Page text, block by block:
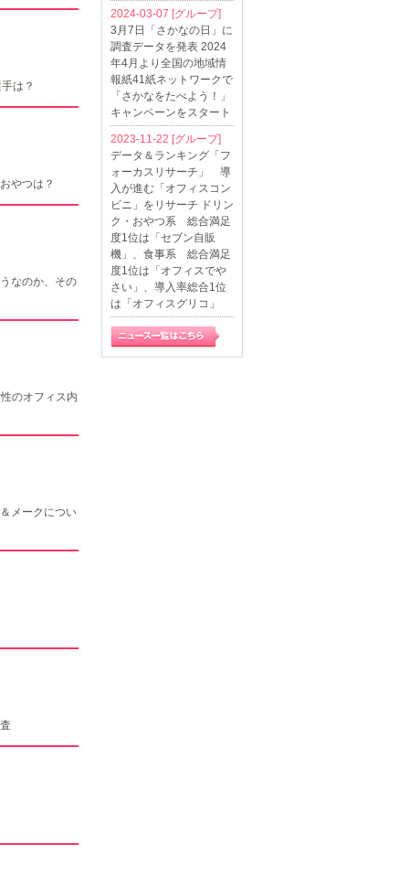
は？
やつは？
なのか、その
のオフィス内
メークについ
2024-03-07 [グループ]
3月7日「さかなの日」に
調査データを発表 2024
年4月より全国の地域情
報紙41紙ネットワークで
「さかなをたべよう！」
キャンペーンをスタート
2023-11-22 [グループ]
データ＆ランキング「フ
ォーカスリサーチ」 導
入が進む「オフィスコン
ビニ」をリサーチ ドリン
ク・おやつ系 総合満足
度1位は「セブン自販
機」、食事系 総合満足
度1位は「オフィスでや
さい」、導入率総合1位
は「オフィスグリコ」